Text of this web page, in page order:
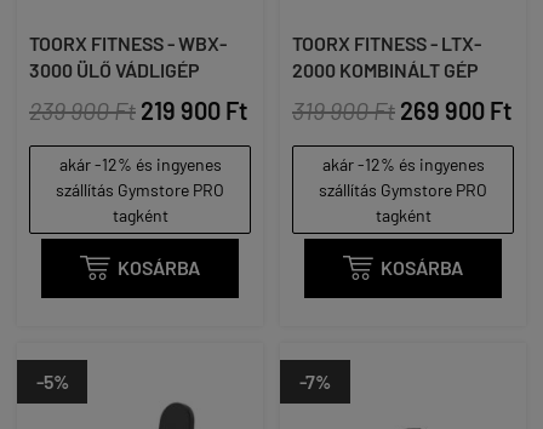
TOORX FITNESS - WBX-
3000 ÜLŐ VÁDLIGÉP
239 900 Ft 219 900 Ft
akár -12% és ingyenes
szállítás Gymstore PRO
tagként
 KOSÁRBA
TOORX FITNESS - LTX-
2000 KOMBINÁLT GÉP
319 900 Ft 269 900 Ft
akár -12% és ingyenes
szállítás Gymstore PRO
tagként
 KOSÁRBA
-5% -7%